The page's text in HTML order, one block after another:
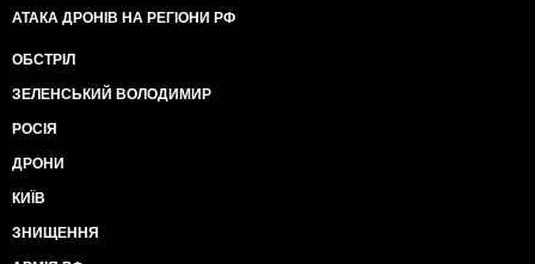
АТАКА ДРОНІВ НА РЕГІОНИ РФ
ОБСТРІЛ
ЗЕЛЕНСЬКИЙ ВОЛОДИМИР
РОСІЯ
ДРОНИ
КИЇВ
ЗНИЩЕННЯ